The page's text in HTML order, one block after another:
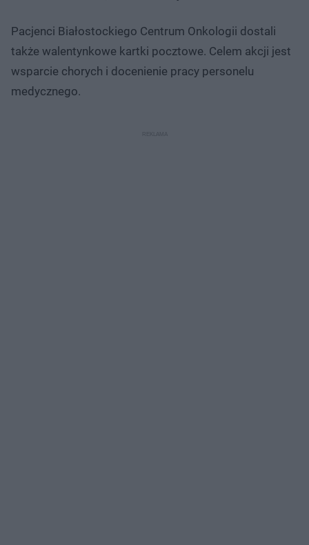
Pacjenci Białostockiego Centrum Onkologii dostali
także walentynkowe kartki pocztowe. Celem akcji jest
wsparcie chorych i docenienie pracy personelu
medycznego.